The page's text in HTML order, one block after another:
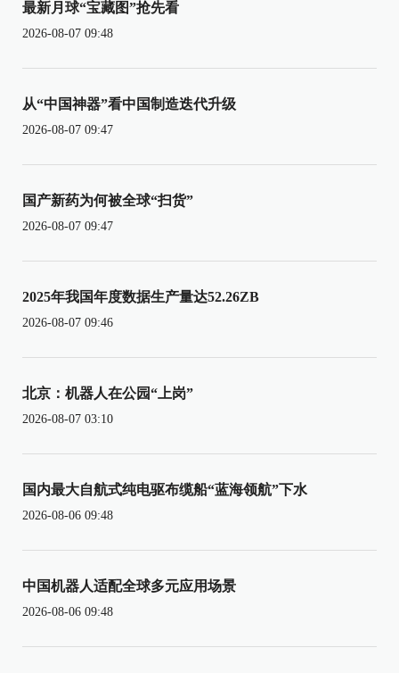
最新月球“宝藏图”抢先看
2026-08-07 09:48
从“中国神器”看中国制造迭代升级
2026-08-07 09:47
国产新药为何被全球“扫货”
2026-08-07 09:47
2025年我国年度数据生产量达52.26ZB
2026-08-07 09:46
北京：机器人在公园“上岗”
2026-08-07 03:10
国内最大自航式纯电驱布缆船“蓝海领航”下水
2026-08-06 09:48
中国机器人适配全球多元应用场景
2026-08-06 09:48